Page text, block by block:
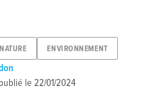
NATURE ENVIRONNEMENT
publié le22/01/2024